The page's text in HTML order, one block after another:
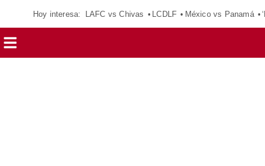
Hoy interesa: LAFC vs Chivas LCDLF México vs Panamá